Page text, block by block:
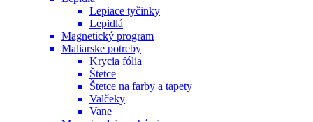
Lepiace tyčinky
Lepidlá
Magnetický program
Maliarske potreby
Krycia fólia
Štetce
Štetce na farby a tapety
Valčeky
Vane